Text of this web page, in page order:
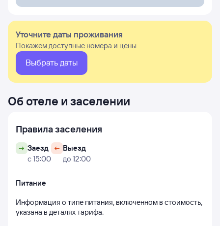
Уточните даты проживания
Покажем доступные номера и цены
Выбрать даты
Об отеле и заселении
Правила заселения
Заезд
с 15:00
Выезд
до 12:00
Питание
Информация о типе питания, включенном в стоимость,
указана в деталях тарифа.